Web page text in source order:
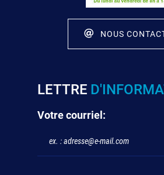
NOUS
LETTRE
Votre courriel: